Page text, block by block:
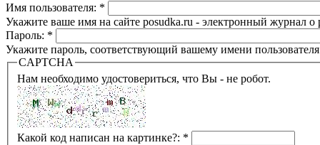
Имя пользователя: *
Укажите ваше имя на сайте posudka.ru - электронный журнал
Пароль: *
Укажите пароль, соответствующий вашему имени
CAPTCHA
Нам необходимо удостовериться, что Вы - не робот.
Какой код написан на картинке?: *